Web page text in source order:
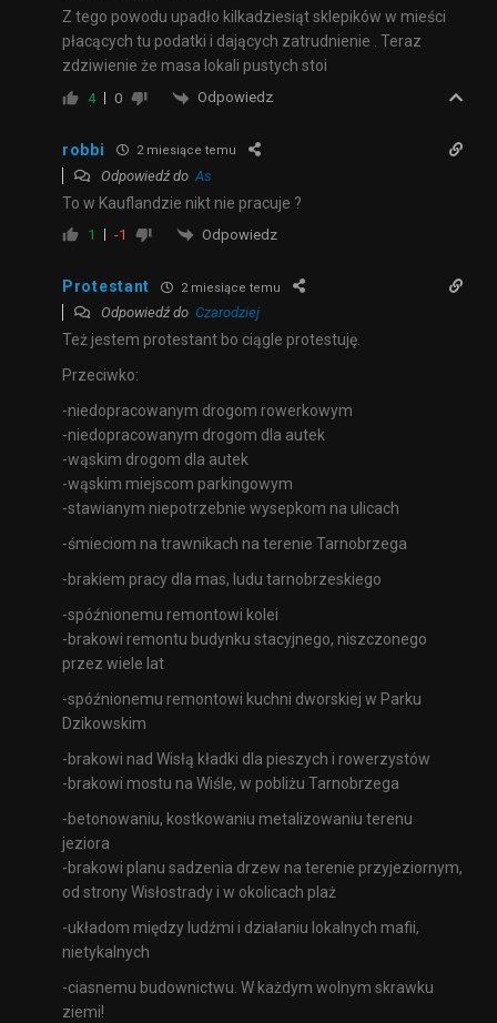
Z tego powodu upadło kilkadziesiąt sklepików w mieści
płacących tu podatki i dających zatrudnienie . Teraz
zdziwienie że masa lokali pustych stoi
4 0 Odpowiedz
robbi 2 miesiące temu
Odpowiedź do As
To w Kauflandzie nikt nie pracuje ?
1 -1 Odpowiedz
Protestant 2 miesiące temu
Odpowiedź do Czarodziej
Też jestem protestant bo ciągle protestuję.
Przeciwko:
-niedopracowanym drogom rowerkowym
-niedopracowanym drogom dla autek
-wąskim drogom dla autek
-wąskim miejscom parkingowym
-stawianym niepotrzebnie wysepkom na ulicach
-śmieciom na trawnikach na terenie Tarnobrzega
-brakiem pracy dla mas, ludu tarnobrzeskiego
-spóźnionemu remontowi kolei
-brakowi remontu budynku stacyjnego, niszczonego
przez wiele lat
-spóźnionemu remontowi kuchni dworskiej w Parku
Dzikowskim
-brakowi nad Wisłą kładki dla pieszych i rowerzystów
-brakowi mostu na Wiśle, w pobliżu Tarnobrzega
-betonowaniu, kostkowaniu metalizowaniu terenu
jeziora
-brakowi planu sadzenia drzew na terenie przyjeziornym,
od strony Wisłostrady i w okolicach plaż
-układom między ludźmi i działaniu lokalnych mafii,
nietykalnych
-ciasnemu budownictwu. W każdym wolnym skrawku
ziemi!